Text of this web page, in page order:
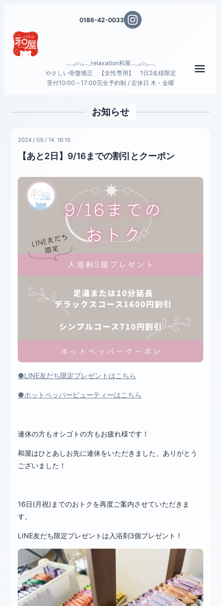
0186-42-0033
𓂃𓈒𓂂𓏸𓂂𓈒𓂃relaxation和屋𓂃𓈒𓂂𓏸𓂂𓈒𓂃
やさしい骨盤矯正 【女性専用】 1日2名様限定
受付10:00～17:00完全予約制 / 定休日 木・金曜
お知らせ
2024 /09 /14 16:15
【あと2日】9/16までの割引とクーポン
●LINE友だち限定プレゼントはこちら
●ホットペッパービューティーはこちら
連休の方もオシゴトの方もお疲れ様です！
和屋はひとあしお先に連休をいただきました、ありがとう
ございました！
16日(月祝)までのおトクを再度ご案内させていただきま
す。
LINE友だち限定プレゼントは入浴剤3個プレゼント！